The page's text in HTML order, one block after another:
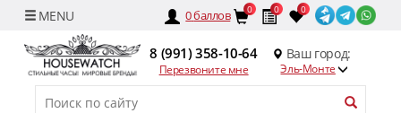
0баллов 0 0 0
8 (991) 358-10-64
Перезвоните мне
Ваш город:
Эль-Монте